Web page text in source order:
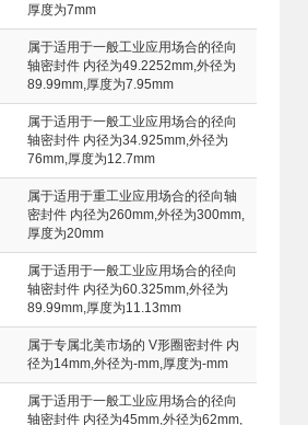
厚度为7mm
属于适用于一般工业应用场合的径向
轴密封件 内径为49.2252mm,外径为
89.99mm,厚度为7.95mm
属于适用于一般工业应用场合的径向
轴密封件 内径为34.925mm,外径为
76mm,厚度为12.7mm
属于适用于重工业应用场合的径向轴
密封件 内径为260mm,外径为300mm,
厚度为20mm
属于适用于一般工业应用场合的径向
轴密封件 内径为60.325mm,外径为
89.99mm,厚度为11.13mm
属于专属北美市场的 V形圈密封件 内
径为14mm,外径为-mm,厚度为-mm
属于适用于一般工业应用场合的径向
轴密封件 内径为45mm,外径为62mm,